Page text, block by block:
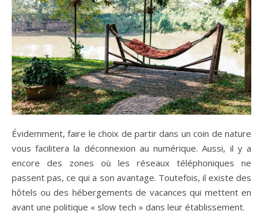
Évidemment, faire le choix de partir dans un coin de nature
vous facilitera la déconnexion au numérique. Aussi, il y a
encore des zones où les réseaux téléphoniques ne
passent pas, ce qui a son avantage. Toutefois, il existe des
hôtels ou des hébergements de vacances qui mettent en
avant une politique « slow tech » dans leur établissement.